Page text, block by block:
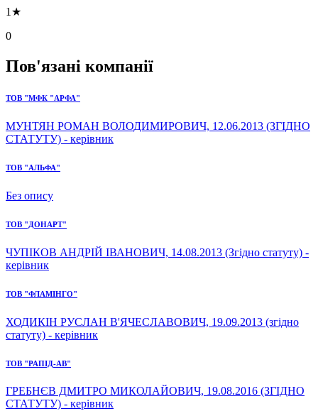
1★
0
Пов'язані компанії
ТОВ "МФК "АРФА"
МУНТЯН РОМАН ВОЛОДИМИРОВИЧ, 12.06.2013 (ЗГІДНО
СТАТУТУ) - керівник
ТОВ "АЛЬФА"
Без опису
ТОВ "ДОНАРТ"
ЧУПІКОВ АНДРІЙ ІВАНОВИЧ, 14.08.2013 (Згідно статуту) -
керівник
ТОВ "ФЛАМІНГО"
ХОДИКІН РУСЛАН В'ЯЧЕСЛАВОВИЧ, 19.09.2013 (згідно
статуту) - керівник
ТОВ "РАПІД-АВ"
ГРЕБНЄВ ДМИТРО МИКОЛАЙОВИЧ, 19.08.2016 (ЗГІДНО
СТАТУТУ) - керівник